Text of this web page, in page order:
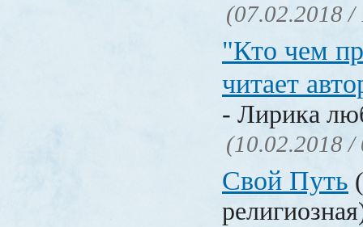
(07.02.2018 /
"Кто чем
читает
- Лирика
(10.02.2018 /
Свой Путь